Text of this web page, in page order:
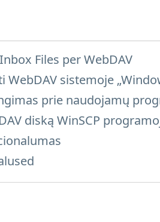
Files per WebDAV
sistemoje
prie naudojamų
diską WinSCP